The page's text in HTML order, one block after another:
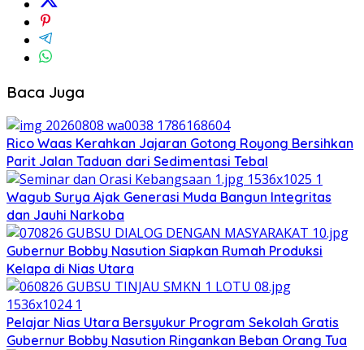
Baca Juga
Rico Waas Kerahkan Jajaran Gotong Royong Bersihkan
Parit Jalan Taduan dari Sedimentasi Tebal
Wagub Surya Ajak Generasi Muda Bangun Integritas
dan Jauhi Narkoba
Gubernur Bobby Nasution Siapkan Rumah Produksi
Kelapa di Nias Utara
Pelajar Nias Utara Bersyukur Program Sekolah Gratis
Gubernur Bobby Nasution Ringankan Beban Orang Tua